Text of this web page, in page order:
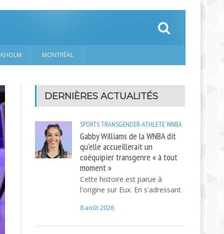
MONTRÉAL
DERNIÈRES ACTUALITÉS
SPORTSTRANSGENDER-ATHLETEWNBA
Gabby Williams de la WNBA dit
qu'elle accueillerait un
coéquipier transgenre « à tout
moment »
Cette histoire est parue à
l'origine sur Eux. En s'adressant
8 août 2026